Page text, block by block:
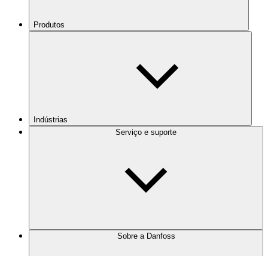
Produtos
Indústrias
Serviço e suporte
Sobre a Danfoss